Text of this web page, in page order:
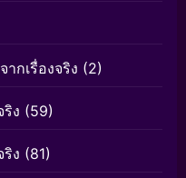
กเรื่องจริง (2)
ง (59)
ง (81)